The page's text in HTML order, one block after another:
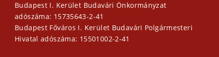
Budapest I. Kerület Budavári Önkormányzat
adószáma: 15735643-2-41
Budapest Főváros I. Kerület Budavári Polgármesteri
Hivatal adószáma: 15501002-2-41